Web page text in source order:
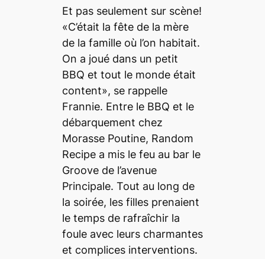
Et pas seulement sur scène!
«C’était la fête de la mère
de la famille où l’on habitait.
On a joué dans un petit
BBQ et tout le monde était
content», se rappelle
Frannie. Entre le BBQ et le
débarquement chez
Morasse Poutine, Random
Recipe a mis le feu au bar le
Groove de l’avenue
Principale. Tout au long de
la soirée, les filles prenaient
le temps de rafraîchir la
foule avec leurs charmantes
et complices interventions.